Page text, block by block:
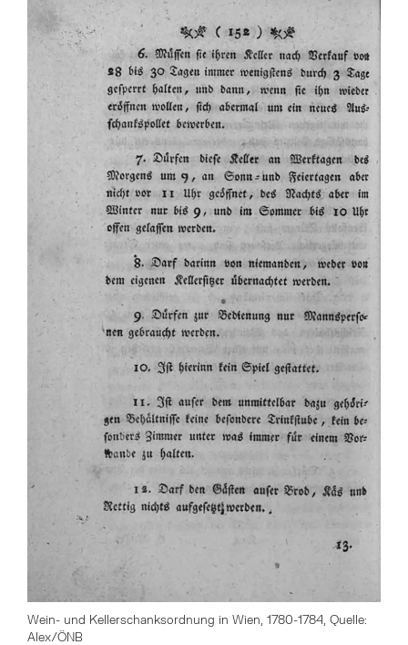
Wein- und Kellerschanksordnung in Wien, 1780-1784, Quelle:
Alex/ÖNB